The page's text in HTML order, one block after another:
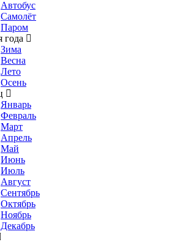
Автобус
Самолёт
Паром
года
Зима
Весна
Лето
Осень
Январь
Февраль
Март
Апрель
Май
Июнь
Июль
Август
Сентябрь
Октябрь
Ноябрь
Декабрь